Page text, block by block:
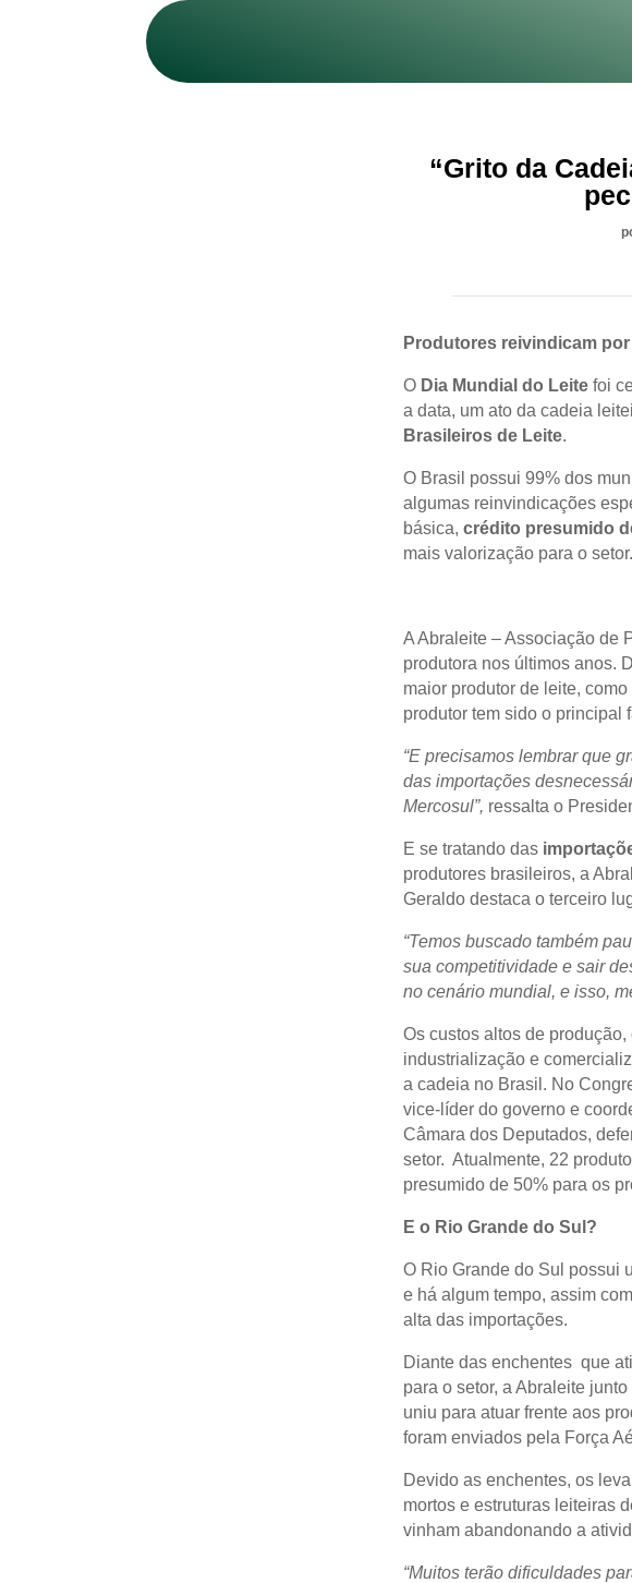
“Grito da
Produtores reivindicam
O Dia Mundial do Leitefoi
a data, um ato da cadeia
Brasileiros de Leite.
O Brasil possui 99% dos
algumas reinvindicações
básica, crédito presumido
mais valorização para o setor.
A Abraleite – Associação de
produtora nos últimos anos.
maior produtor de leite,
produtor tem sido o principal
“E precisamos lembrar que
das importações
Mercosul”, ressalta o
E se tratando das
produtores brasileiros, a
Geraldo destaca o terceiro
“Temos buscado também
sua competitividade e sair
no cenário mundial, e isso,
Os custos altos de
industrialização e
a cadeia no Brasil. No
vice-líder do governo e
Câmara dos Deputados,
setor. Atualmente, 22
presumido de 50% para os
E o Rio Grande do Sul?
O Rio Grande do Sul possui
e há algum tempo, assim
alta das importações.
Diante das enchentes que
para o setor, a Abraleite
uniu para atuar frente aos
foram enviados pela Força
Devido as enchentes, os
mortos e estruturas leiteiras
vinham abandonando a
“Muitos terão dificuldades